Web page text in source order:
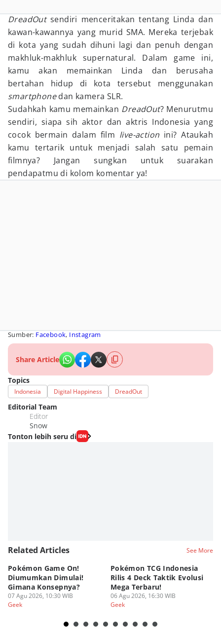
DreadOutsendiri menceritakan tentang Linda dan
kawan-kawannya yang murid SMA. Mereka terjebak
di kota yang sudah dihuni lagi dan penuh dengan
makhluk-makhluk supernatural. Dalam game ini,
kamu akan memainkan Linda dan berusaha
bertahan hidup di kota tersebut menggunakan
smartphonedan kamera SLR.
Sudahkah kamu memainkan DreadOut? Menurutmu
sendiri, siapa sih aktor dan aktris Indonesia yang
cocok bermain dalam film live-action ini? Ataukah
kamu tertarik untuk menjadi salah satu pemain
filmnya? Jangan sungkan untuk suarakan
pendapatmu di kolom komentar ya!
Sumber: Facebook, Instagram
Share Article
Topics
Indonesia Digital Happiness DreadOut
Editorial Team
Editor
Snow
Tonton lebih seru di
Related Articles See More
Pokémon Game On!
Diumumkan Dimulai!
Gimana Konsepnya?
07 Agu 2026, 10:30 WIB
Geek
Pokémon TCG Indonesia
Rilis 4 Deck Taktik Evolusi
Mega Terbaru!
06 Agu 2026, 16:30 WIB
Geek